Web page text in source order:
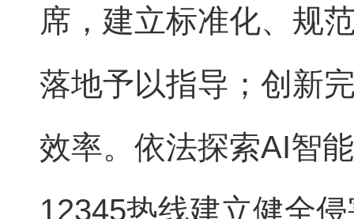
席，建立标准化、规
落地予以指导；创新
效率。依法探索AI智
12345热线建立健全